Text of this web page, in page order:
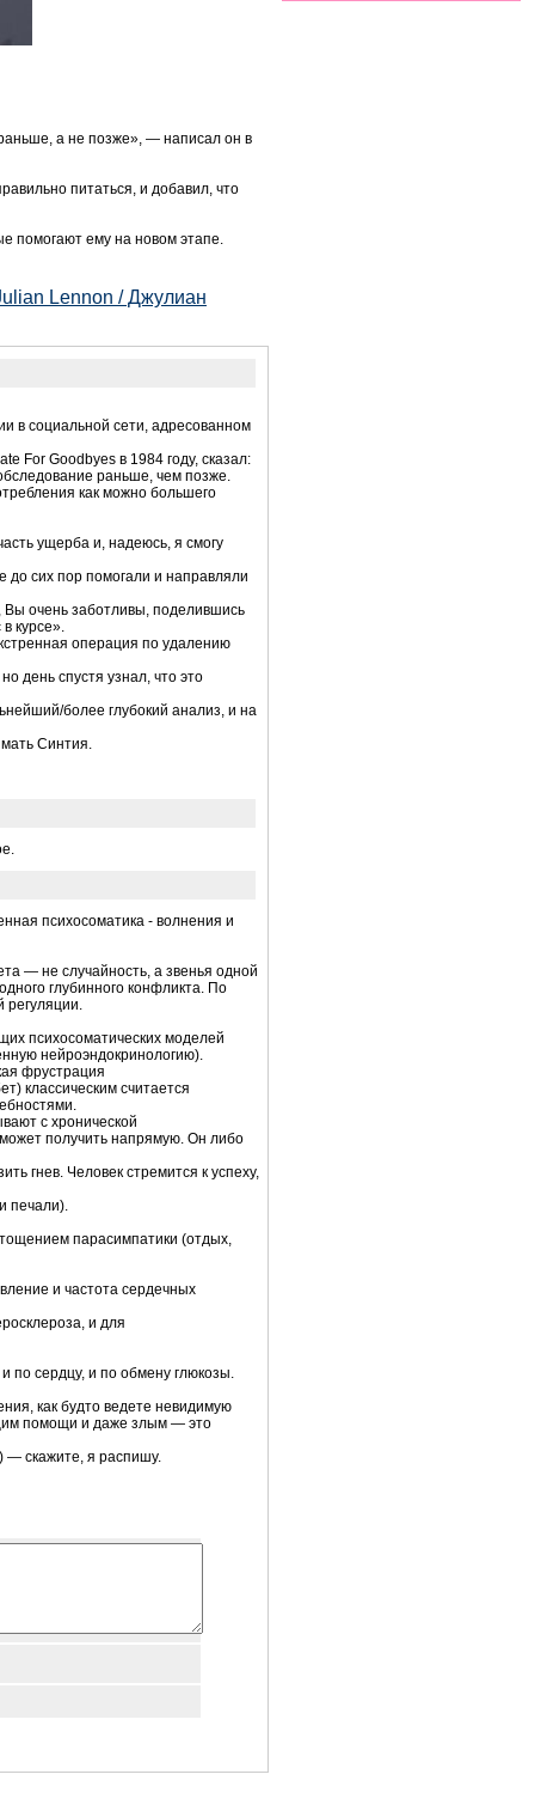
а не позже», — написал он в
питаться, и добавил, что
помогают ему на новом этапе.
Lennon / Джулиан
в социальной сети, адресованном
For Goodbyes в 1984 году, сказал:
раньше, чем позже.
как можно большего
ущерба и, надеюсь, я смогу
сих пор помогали и направляли
Вы очень заботливы, поделившись
курсе».
операция по удалению
день спустя узнал, что это
более глубокий анализ, и на
мать Синтия.
психосоматика - волнения и
— не случайность, а звенья одной
глубинного конфликта. По
регуляции.
психосоматических моделей
нейроэндокринологию).
фрустрация
классическим считается
с хронической
получить напрямую. Он либо
гнев. Человек стремится к успеху,
печали).
парасимпатики (отдых,
и частота сердечных
и для
по сердцу, и по обмену глюкозы.
как будто ведете невидимую
помощи и даже злым — это
— скажите, я распишу.